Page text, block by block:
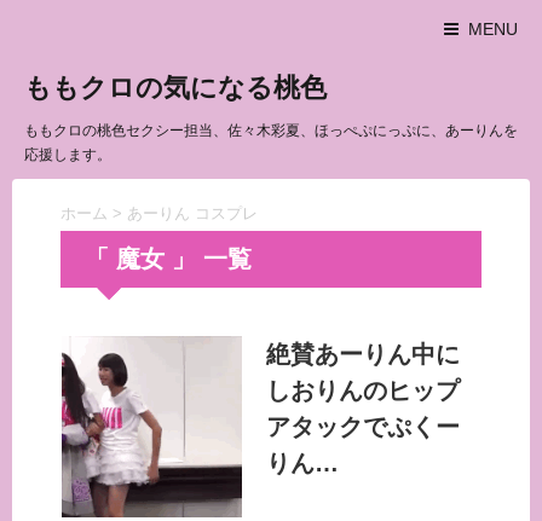
MENU
ももクロの気になる桃色
ももクロの桃色セクシー担当、佐々木彩夏、ほっぺぷにっぷに、あーりんを
応援します。
ホーム > あーりん コスプレ
「 魔女 」 一覧
絶賛あーりん中に
しおりんのヒップ
アタックでぷくー
りん…